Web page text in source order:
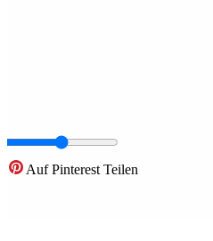
Auf Pinterest Teilen